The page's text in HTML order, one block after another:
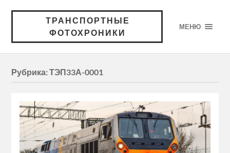
ТРАНСПОРТНЫЕ
ФОТОХРОНИКИ
МЕНЮ
Рубрика:ТЭП33А-0001